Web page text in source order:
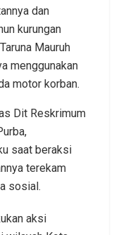
dan
kurungan
Mauruh
menggunakan
motor korban.
Dit Reskrimum
saat beraksi
terekam
sosial.
aksi